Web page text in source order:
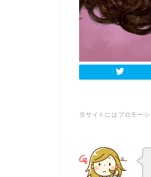
当サイトにはプロモー